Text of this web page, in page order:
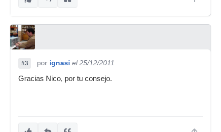
#3 por ignasi el 25/12/2011
Gracias Nico, por tu consejo.